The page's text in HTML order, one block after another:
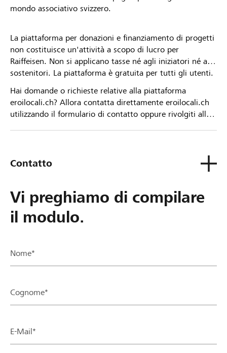
mondo associativo svizzero.
La piattaforma per donazioni e finanziamento di progetti
non costituisce un'attività a scopo di lucro per
Raiffeisen. Non si applicano tasse né agli iniziatori né ai
sostenitori. La piattaforma è gratuita per tutti gli utenti.
Hai domande o richieste relative alla piattaforma
eroilocali.ch? Allora contatta direttamente eroilocali.ch
utilizzando il formulario di contatto oppure rivolgiti alla
Contatto
Vi preghiamo di compilare
il modulo.
Nome*
Cognome*
E-Mail*